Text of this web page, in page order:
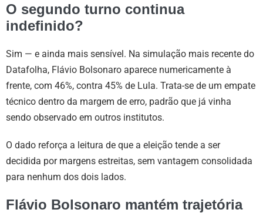
O segundo turno continua
indefinido?
Sim — e ainda mais sensível. Na simulação mais recente do
Datafolha, Flávio Bolsonaro aparece numericamente à
frente, com 46%, contra 45% de Lula. Trata-se de um empate
técnico dentro da margem de erro, padrão que já vinha
sendo observado em outros institutos.
O dado reforça a leitura de que a eleição tende a ser
decidida por margens estreitas, sem vantagem consolidada
para nenhum dos dois lados.
Flávio Bolsonaro mantém trajetória